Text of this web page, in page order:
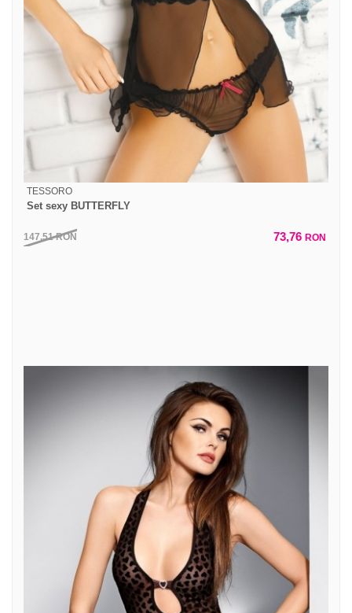
TESSORO
Set sexy BUTTERFLY
147,51RON 73,76 RON